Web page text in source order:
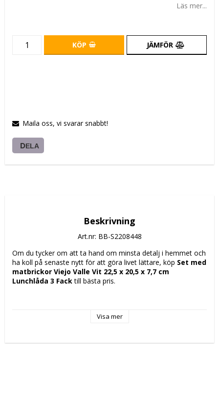
Läs mer...
KÖP JÄMFÖR
Maila oss, vi svarar snabbt!
DELA
Beskrivning
Art.nr: BB-S2208448
Om du tycker om att ta hand om minsta detalj i hemmet och
ha koll på senaste nytt för att göra livet lättare, köp Set med
matbrickor Viejo Valle Vit 22,5 x 20,5 x 7,7 cm
Lunchlåda 3 Fack till bästa pris.
Fack: 3 Fack
Visa mer